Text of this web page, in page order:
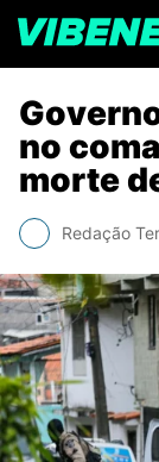
no
morte
Redação